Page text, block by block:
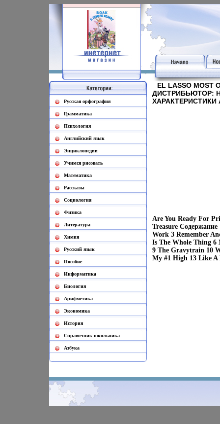
Русская орфография
Грамматика
Психология
Английский язык
Энциклопедии
Учимся рисовать
Математика
Рассказы
Социология
Физика
Литература
Химия
Русский язык
Пособие
Информатика
Биология
Арифметика
Экономика
История
Cправочник школьника
Азбука
EL LASSO MOST
ДИСТРИБЬЮТОР:
Are You Ready For
Treasure
Work 3 Remember
Is The Whole Thing 6
9 The Gravytrain 10
My #1 High 13 Like A